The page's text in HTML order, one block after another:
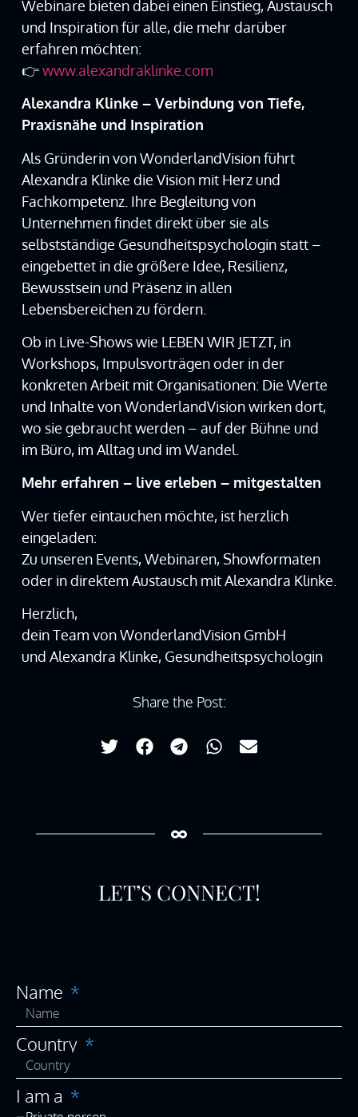
Webinare bieten dabei einen Einstieg, Austausch
und Inspiration für alle, die mehr darüber
erfahren möchten:
👉www.alexandraklinke.com
Alexandra Klinke – Verbindung von Tiefe,
Praxisnähe und Inspiration
Als Gründerin von WonderlandVision führt
Alexandra Klinke die Vision mit Herz und
Fachkompetenz. Ihre Begleitung von
Unternehmen findet direkt über sie als
selbstständige Gesundheitspsychologin statt –
eingebettet in die größere Idee, Resilienz,
Bewusstsein und Präsenz in allen
Lebensbereichen zu fördern.
Ob in Live-Shows wie LEBEN WIR JETZT, in
Workshops, Impulsvorträgen oder in der
konkreten Arbeit mit Organisationen: Die Werte
und Inhalte von WonderlandVision wirken dort,
wo sie gebraucht werden – auf der Bühne und
im Büro, im Alltag und im Wandel.
Mehr erfahren – live erleben – mitgestalten
Wer tiefer eintauchen möchte, ist herzlich
eingeladen:
Zu unseren Events, Webinaren, Showformaten
oder in direktem Austausch mit Alexandra Klinke.
Herzlich,
dein Team von WonderlandVision GmbH
und Alexandra Klinke, Gesundheitspsychologin
Share the Post:
LET’S CONNECT!
Name
Country
I am a